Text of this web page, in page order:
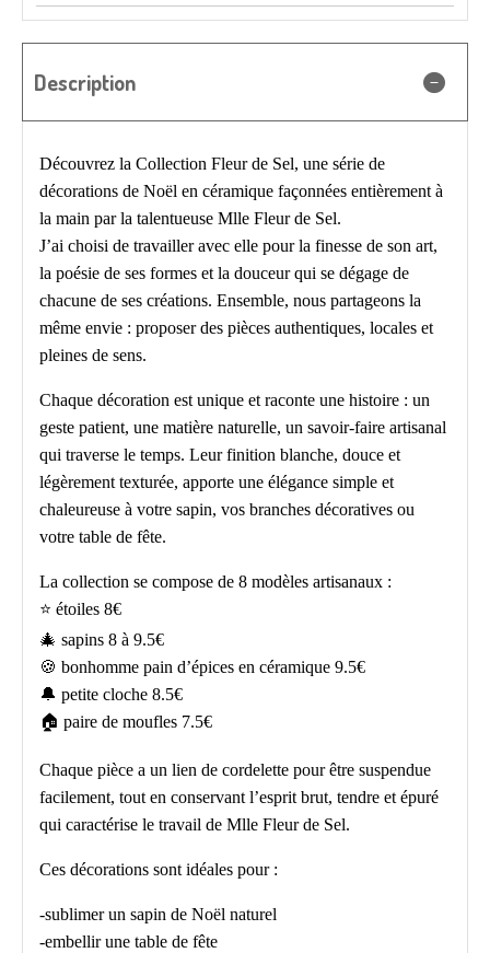
Description
Découvrez la Collection Fleur de Sel, une série de
décorations de Noël en céramique façonnées entièrement à
la main par la talentueuse Mlle Fleur de Sel.
J’ai choisi de travailler avec elle pour la finesse de son art,
la poésie de ses formes et la douceur qui se dégage de
chacune de ses créations. Ensemble, nous partageons la
même envie : proposer des pièces authentiques, locales et
pleines de sens.
Chaque décoration est unique et raconte une histoire : un
geste patient, une matière naturelle, un savoir-faire artisanal
qui traverse le temps. Leur finition blanche, douce et
légèrement texturée, apporte une élégance simple et
chaleureuse à votre sapin, vos branches décoratives ou
votre table de fête.
La collection se compose de 8 modèles artisanaux :
⭐ étoiles 8€
🎄 sapins 8 à 9.5€
🍪 bonhomme pain d’épices en céramique 9.5€
🔔 petite cloche 8.5€
🏠 paire de moufles 7.5€
Chaque pièce a un lien de cordelette pour être suspendue
facilement, tout en conservant l’esprit brut, tendre et épuré
qui caractérise le travail de Mlle Fleur de Sel.
Ces décorations sont idéales pour :
-sublimer un sapin de Noël naturel
-embellir une table de fête